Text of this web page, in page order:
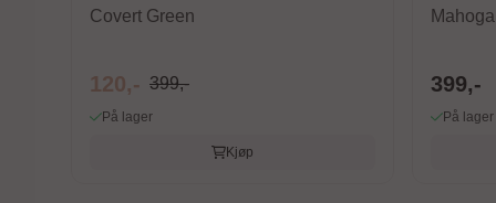
Covert Green
120,- 399,-
På lager
Kjøp
399,-
På lager